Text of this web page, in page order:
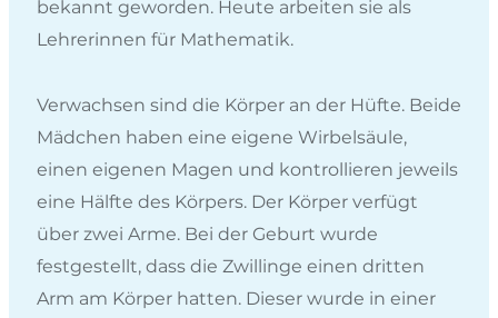
bekannt geworden. Heute arbeiten sie als
Lehrerinnen für Mathematik.
Verwachsen sind die Körper an der Hüfte. Beide
Mädchen haben eine eigene Wirbelsäule,
einen eigenen Magen und kontrollieren jeweils
eine Hälfte des Körpers. Der Körper verfügt
über zwei Arme. Bei der Geburt wurde
festgestellt, dass die Zwillinge einen dritten
Arm am Körper hatten. Dieser wurde in einer